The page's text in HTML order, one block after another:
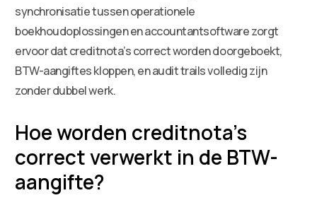
synchronisatie tussen operationele
boekhoudoplossingen en accountantsoftware zorgt
ervoor dat creditnota’s correct worden doorgeboekt,
BTW-aangiftes kloppen, en audit trails volledig zijn
zonder dubbel werk.
Hoe worden creditnota’s
correct verwerkt in de BTW-
aangifte?